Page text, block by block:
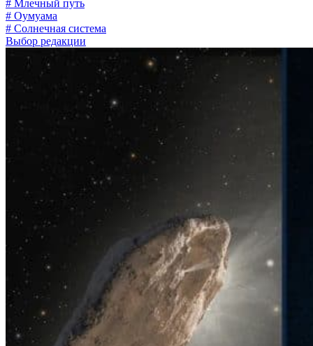
# Млечный путь
# Оумуама
# Солнечная система
Выбор редакции